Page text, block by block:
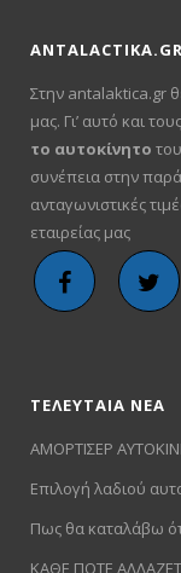
ANTALACTIKA.GR
Στην antalaktica.gr
μας. Γι’ αυτό και
το αυτοκίνητο
συνέπεια στην
ανταγωνιστικές
εταιρείας μας
ΤΕΛΕΥΤΑΙΑ ΝΕΑ
ΑΜΟΡΤΙΣΕΡ
Επιλογή λαδιού
Πως θα καταλάβω
ΚΑΘΕ ΠΟΤΕ